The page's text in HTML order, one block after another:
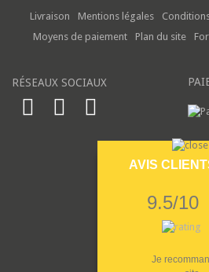
Livraison Mentions légales
Moyens de paiement
Plan du site
RÉSEAUX SOCIAUX
AVIS
9.5/10
Je